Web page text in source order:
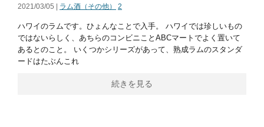
2021/03/05 | ラム酒（その他） 2
ハワイのラムです。ひょんなことで入手。 ハワイでは珍しいもの
ではないらしく、あちらのコンビニことABCマートでよく置いて
あるとのこと。 いくつかシリーズがあって、熟成ラムのスタンダ
ードはたぶんこれ
続きを見る